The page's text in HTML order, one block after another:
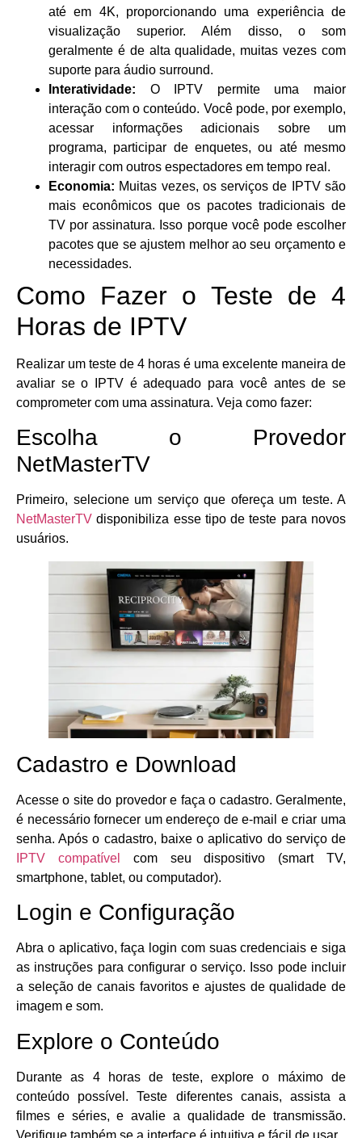
até em 4K, proporcionando uma experiência de
visualização superior. Além disso, o som
geralmente é de alta qualidade, muitas vezes com
suporte para áudio surround.
Interatividade: O IPTV permite uma maior
interação com o conteúdo. Você pode, por exemplo,
acessar informações adicionais sobre um
programa, participar de enquetes, ou até mesmo
interagir com outros espectadores em tempo real.
Economia: Muitas vezes, os serviços de IPTV são
mais econômicos que os pacotes tradicionais de
TV por assinatura. Isso porque você pode escolher
pacotes que se ajustem melhor ao seu orçamento e
necessidades.
Como Fazer o Teste de 4
Horas de IPTV
Realizar um teste de 4 horas é uma excelente maneira de
avaliar se o IPTV é adequado para você antes de se
comprometer com uma assinatura. Veja como fazer:
Escolha o Provedor
NetMasterTV
Primeiro, selecione um serviço que ofereça um teste. A
NetMasterTV disponibiliza esse tipo de teste para novos
usuários.
Cadastro e Download
Acesse o site do provedor e faça o cadastro. Geralmente,
é necessário fornecer um endereço de e-mail e criar uma
senha. Após o cadastro, baixe o aplicativo do serviço de
IPTV compatível
com seu dispositivo (smart TV,
smartphone, tablet, ou computador).
Login e Configuração
Abra o aplicativo, faça login com suas credenciais e siga
as instruções para configurar o serviço. Isso pode incluir
a seleção de canais favoritos e ajustes de qualidade de
imagem e som.
Explore o Conteúdo
Durante as 4 horas de teste, explore o máximo de
conteúdo possível. Teste diferentes canais, assista a
filmes e séries, e avalie a qualidade de transmissão.
Verifique também se a interface é intuitiva e fácil de usar.